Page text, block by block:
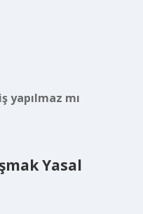
yapılmaz mı
Yasal